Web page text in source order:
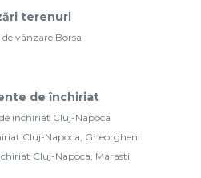
terenuri
vânzare Borsa
de închiriat
închiriat Cluj-Napoca
Cluj-Napoca, Gheorgheni
Cluj-Napoca, Marasti